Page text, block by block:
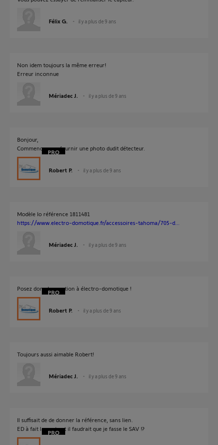
Félix G. il y a plus de 9 ans
Non idem toujours la même erreur!
Erreur inconnue
Mériadec J. il y a plus de 9 ans
Bonjour,
Commencez par fournir une photo dudit détecteur.
Robert P. il y a plus de 9 ans
Modèle Io référence 1811481
https://www.electro-domotique.fr/accessoires-tahoma/705-d...
Mériadec J. il y a plus de 9 ans
Posez donc la question à électro-domotique !
Robert P. il y a plus de 9 ans
Toujours aussi aimable Robert!
Mériadec J. il y a plus de 9 ans
Il suffisait de de donner la référence, sans lien.
ED à fait la vente et il faudrait que je fasse le SAV !?